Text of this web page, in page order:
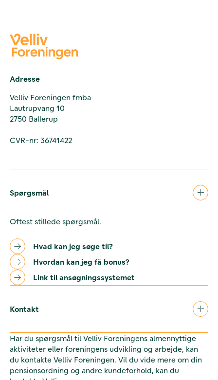
Adresse
Velliv Foreningen fmba
Lautrupvang 10
2750 Ballerup
CVR-nr: 36741422
Spørgsmål
Oftest stillede spørgsmål.
Hvad kan jeg søge til?
Hvordan kan jeg få bonus?
Link til ansøgningssystemet
Kontakt
Har du spørgsmål til Velliv Foreningens almennyttige
aktiviteter eller foreningens udvikling og arbejde, kan
du kontakte Velliv Foreningen. Vil du vide mere om din
pensionsordning og andre kundeforhold, kan du